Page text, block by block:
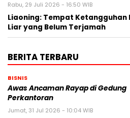
Rabu, 29 Juli 2026 - 16:50 WIB
Liaoning: Tempat
Liar yang Belum Terjamah
BERITA TERBARU
BISNIS
Awas Ancaman Rayap di Gedung
Perkantoran
Jumat, 31 Jul 2026 - 10:04 WIB